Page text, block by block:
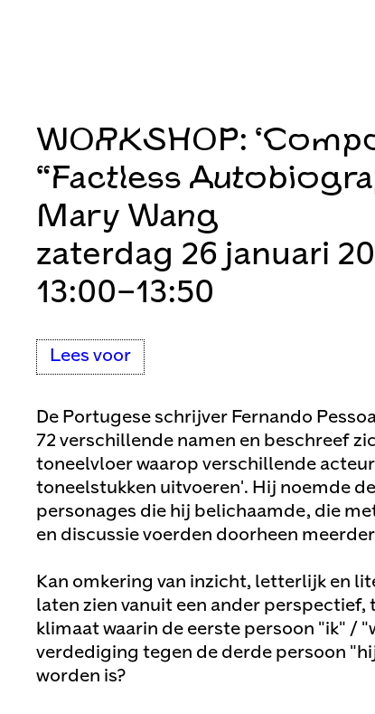
WORKSHOP:
“Factless
Mary Wang
zaterdag 26 januari
13:00–13:50
Lees voor
De Portugese schrijver Fernando
72 verschillende namen en beschreef
toneelvloer waarop verschillende
toneelstukken uitvoeren'. Hij noemde
personages die hij belichaamde, die
en discussie voerden doorheen
Kan omkering van inzicht, letterlijk en
laten zien vanuit een ander
klimaat waarin de eerste persoon "ik" /
verdediging tegen de derde persoon
worden is?